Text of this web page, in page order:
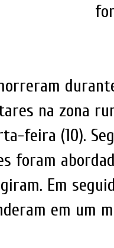
na zona
feira (10).
foram
Em
em um